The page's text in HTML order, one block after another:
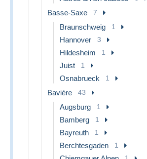
Basse-Saxe 7
Braunschweig 1
Hannover 3
Hildesheim 1
Juist 1
Osnabrueck 1
Bavière 43
Augsburg 1
Bamberg 1
Bayreuth 1
Berchtesgaden 1